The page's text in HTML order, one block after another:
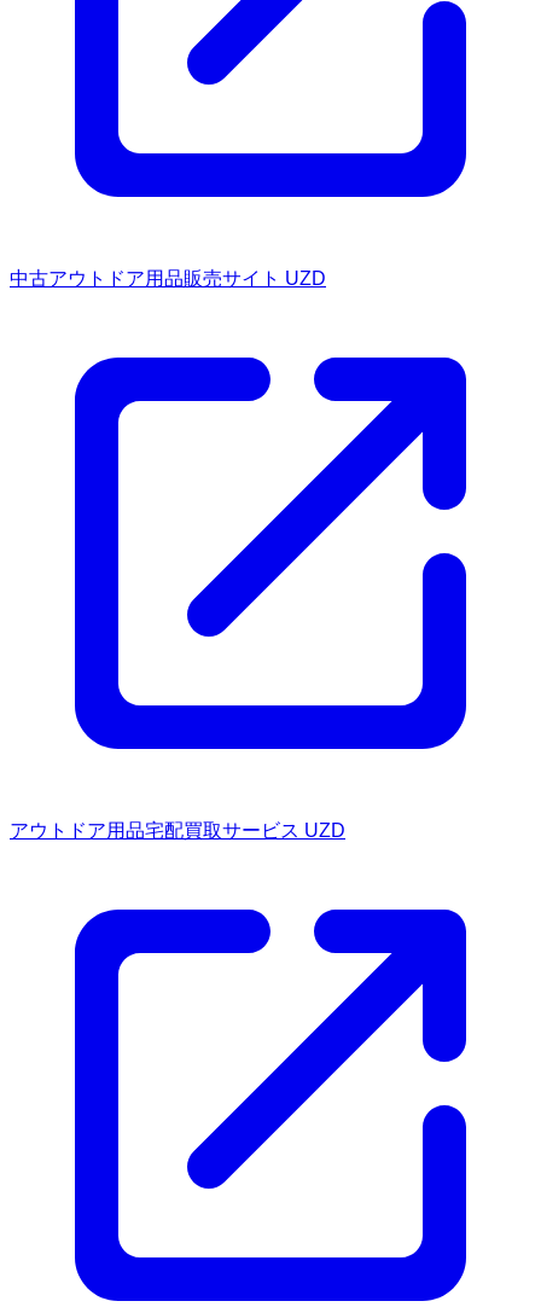
中古アウトドア用品販売サイト UZD
アウトドア用品宅配買取サービス UZD